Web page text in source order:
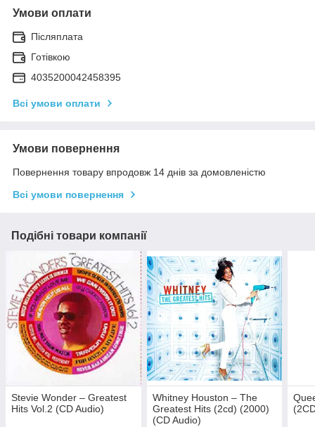
Умови оплати
Післяплата
Готівкою
4035200042458395
Всі умови оплати
Умови повернення
Повернення товару впродовж 14 днів за домовленістю
Всі умови повернення
Подібні товари компанії
Stevie Wonder – Greatest
Hits Vol.2 (CD Audio)
Whitney Houston – The
Greatest Hits (2cd) (2000)
(CD Audio)